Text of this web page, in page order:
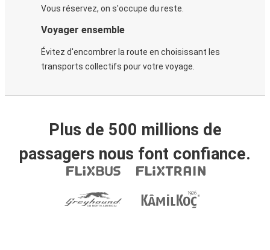
Vous réservez, on s'occupe du reste.
Voyager ensemble
Évitez d'encombrer la route en choisissant les
transports collectifs pour votre voyage.
Plus de 500 millions de
passagers nous font confiance.